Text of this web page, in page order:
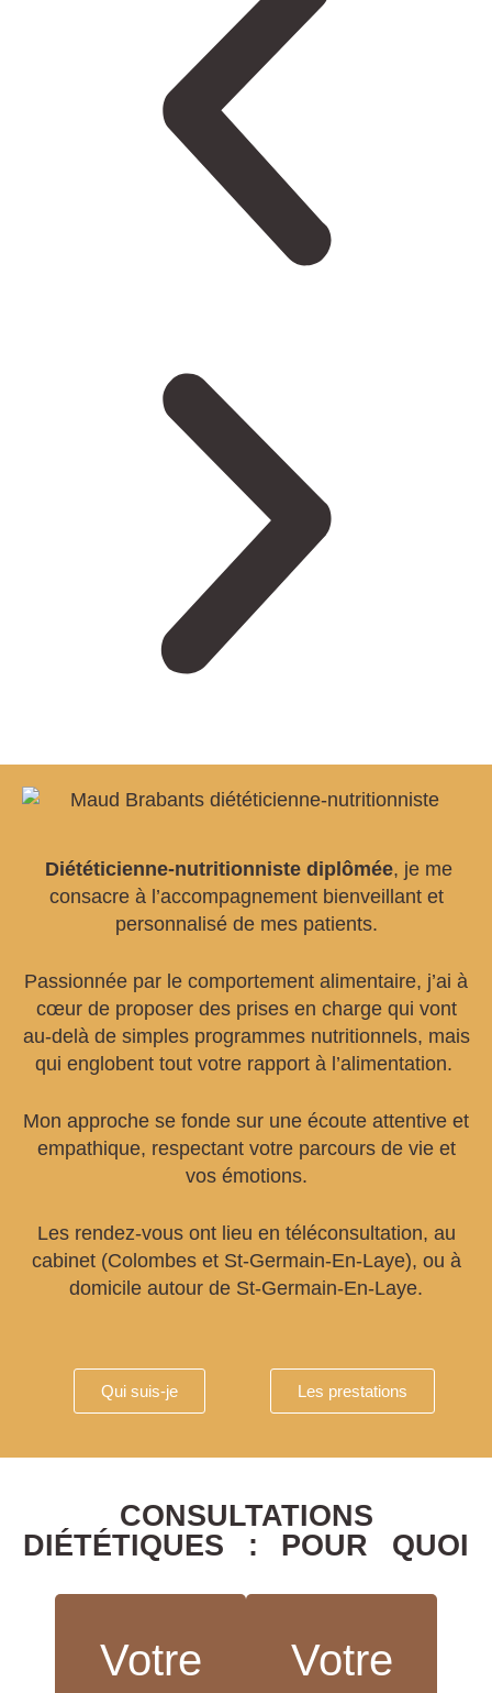
Diététicienne-nutritionniste diplômée, je me
consacre à l’accompagnement bienveillant et
personnalisé de mes patients.
Passionnée par le comportement alimentaire, j’ai à
cœur de proposer des prises en charge qui vont
au-delà de simples programmes nutritionnels, mais
qui englobent tout votre rapport à l’alimentation.
Mon approche se fonde sur une écoute attentive et
empathique, respectant votre parcours de vie et
vos émotions.
Les rendez-vous ont lieu en téléconsultation, au
cabinet (Colombes et St-Germain-En-Laye), ou à
domicile autour de St-Germain-En-Laye.
Qui suis-je Les prestations
CONSULTATIONS
DIÉTÉTIQUES : POUR QUOI
Votre
Hypertension
Votre
poids saine et
durable, prise